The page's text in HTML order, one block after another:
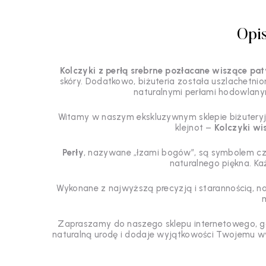
Kolczyki z perłą srebrne pozłacane wiszące
skóry. Dodatkowo, biżuteria została
naturalnymi perłami
Witamy w naszym ekskluzywnym sklepie
klejnot – Kolczyki
Perły, nazywane „łzami bogów”, są symbolem
naturalnego piękna.
Wykonane z najwyższą precyzją i starannością,
Zapraszamy do naszego sklepu internetowego,
naturalną urodę i dodaje wyjątkowości Twojemu